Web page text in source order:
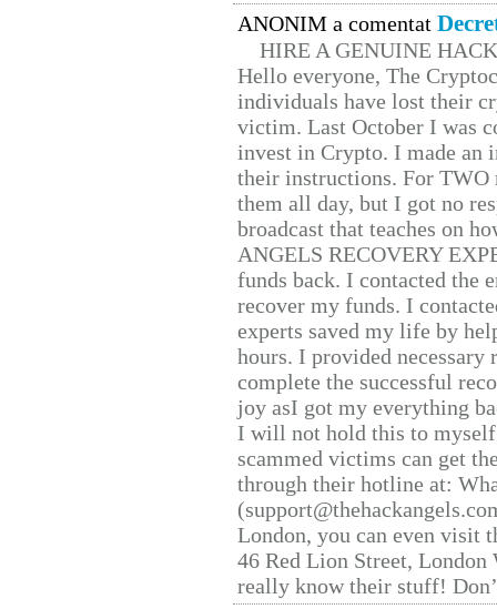
ANONIM a comentat
HIRE A GENUINE
Hello everyone, The
individuals have lost their
victim. Last October I was
invest in Crypto. I made
their instructions. For TWO
them all day, but I got no
broadcast that teaches on
ANGELS RECOVERY
funds back. I contacted the
recover my funds. I
experts saved my life by
hours. I provided
complete the successful
joy asI got my everything
I will not hold this to
scammed victims can get
through their hotline at:
London, you can even visit
46 Red Lion Street, London
really know their stuff!